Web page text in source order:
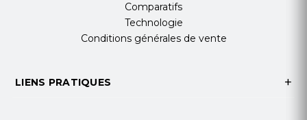
Comparatifs
Technologie
Conditions générales de vente
LIENS PRATIQUES